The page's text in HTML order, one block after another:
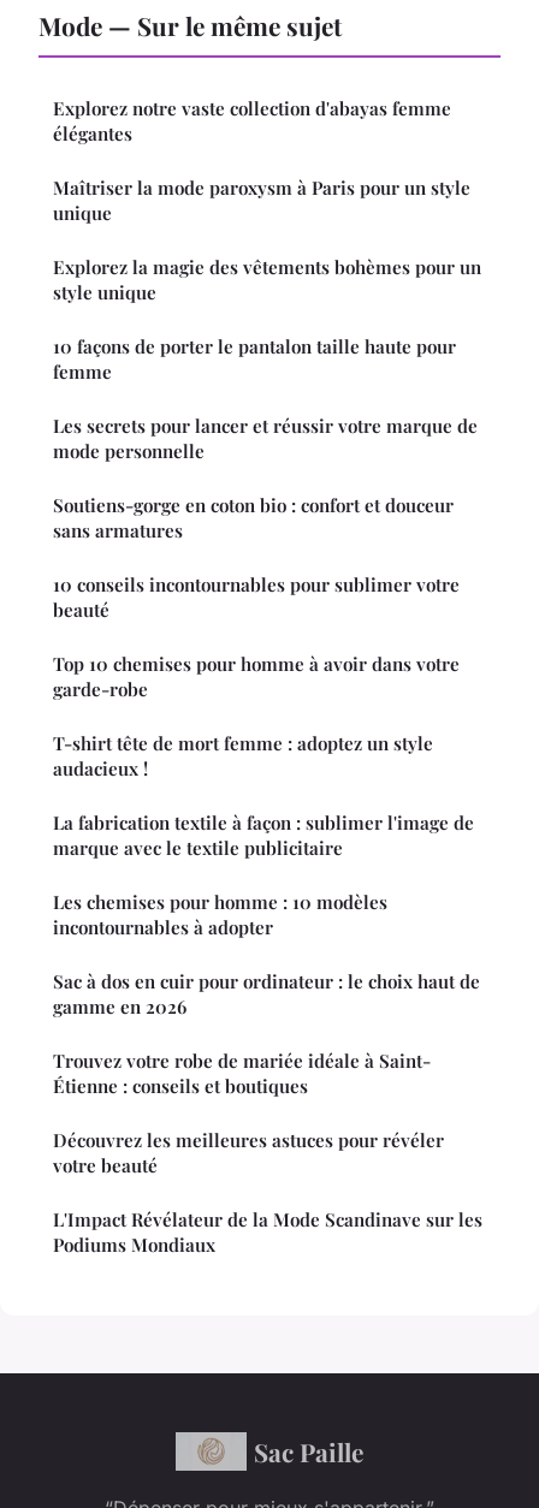
Mode — Sur le même sujet
Explorez notre vaste collection d'abayas femme
élégantes
Maîtriser la mode paroxysm à Paris pour un style
unique
Explorez la magie des vêtements bohèmes pour un
style unique
10 façons de porter le pantalon taille haute pour
femme
Les secrets pour lancer et réussir votre marque de
mode personnelle
Soutiens-gorge en coton bio : confort et douceur
sans armatures
10 conseils incontournables pour sublimer votre
beauté
Top 10 chemises pour homme à avoir dans votre
garde-robe
T-shirt tête de mort femme : adoptez un style
audacieux !
La fabrication textile à façon : sublimer l'image de
marque avec le textile publicitaire
Les chemises pour homme : 10 modèles
incontournables à adopter
Sac à dos en cuir pour ordinateur : le choix haut de
gamme en 2026
Trouvez votre robe de mariée idéale à Saint-
Étienne : conseils et boutiques
Découvrez les meilleures astuces pour révéler
votre beauté
L'Impact Révélateur de la Mode Scandinave sur les
Podiums Mondiaux
Sac Paille